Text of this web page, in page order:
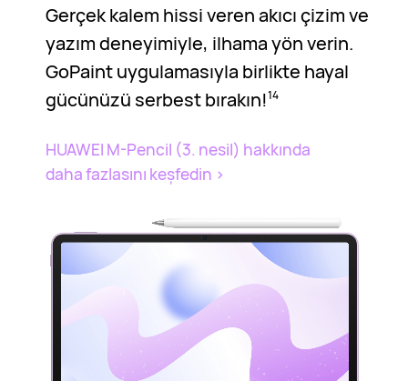
Gerçek kalem hissi veren akıcı çizim ve
yazım deneyimiyle, ilhama yön verin.
GoPaint uygulamasıyla birlikte hayal
gücünüzü serbest bırakın!14
HUAWEI M-Pencil (3. nesil) hakkında
daha fazlasını keşfedin >